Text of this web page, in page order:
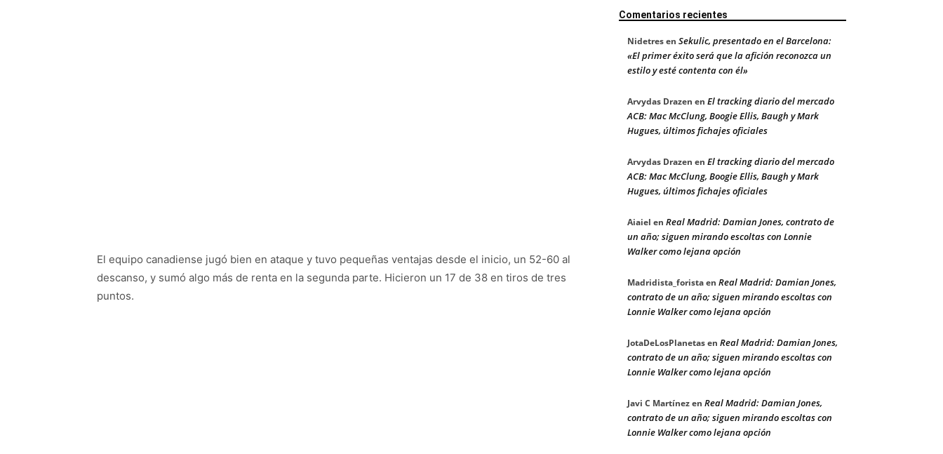
El equipo canadiense jugó bien en ataque y tuvo pequeñas ventajas desde el inicio, un 52-60 al
descanso, y sumó algo más de renta en la segunda parte. Hicieron un 17 de 38 en tiros de tres
puntos.
Comentarios recientes
Nidetresen Sekulic, presentado en el Barcelona:
«El primer éxito será que la afición reconozca un
estilo y esté contenta con él»
Arvydas Drazen en El tracking diario del mercado
ACB: Mac McClung, Boogie Ellis, Baugh y Mark
Hugues, últimos fichajes oficiales
Arvydas Drazen en El tracking diario del mercado
ACB: Mac McClung, Boogie Ellis, Baugh y Mark
Hugues, últimos fichajes oficiales
Aiaiel en Real Madrid: Damian Jones, contrato de
un año; siguen mirando escoltas con Lonnie
Walker como lejana opción
Madridista_foristaen Real Madrid: Damian Jones,
contrato de un año; siguen mirando escoltas con
Lonnie Walker como lejana opción
JotaDeLosPlanetasen Real Madrid: Damian Jones,
contrato de un año; siguen mirando escoltas con
Lonnie Walker como lejana opción
Javi C Martínezen Real Madrid: Damian Jones,
contrato de un año; siguen mirando escoltas con
Lonnie Walker como lejana opción